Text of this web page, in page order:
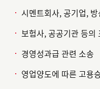
시멘트회사, 공기업,
보험사, 공공기관 등의
경영성과급 관련 소송
영업양도에 따른 고용